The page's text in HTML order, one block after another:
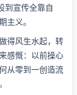
到宣传全靠自
主义。
得风生水起，转
感慨：以前操心
从零到一创造流